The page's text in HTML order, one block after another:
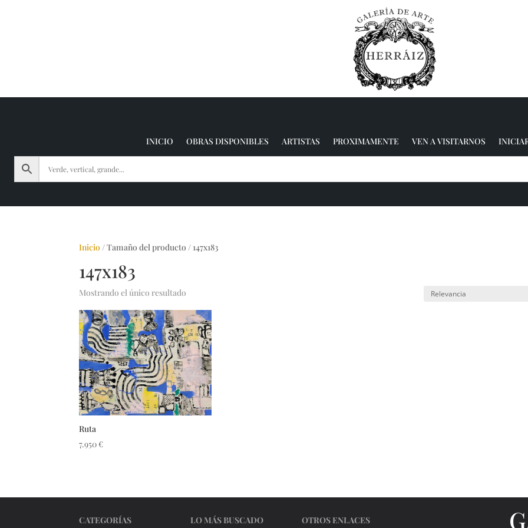
INICIO OBRAS DISPONIBLES ARTISTAS PROXIMAMENTE VEN A VISITARNOS
Inicio/Tamaño del producto / 147x183
147x183
Mostrando el único resultado
Ruta
7.950 €
CATEGORÍAS LO MÁS BUSCADO OTROS ENLACES